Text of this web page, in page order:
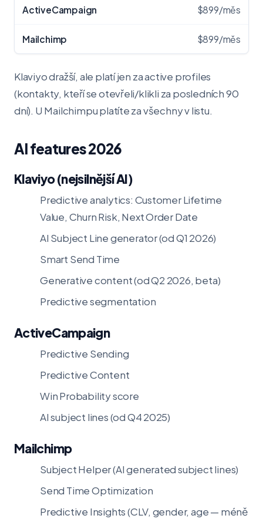
$899/měs
$899/měs
Klaviyo dražší, ale platí jen za active profiles
(kontakty, kteří se otevřeli/klikli za posledních 90
dní). U Mailchimpu platíte za všechny v listu.
AI features 2026
Klaviyo (nejsilnější AI)
Predictive analytics: Customer Lifetime
Value, Churn Risk, Next Order Date
AI Subject Line generator (od Q1 2026)
Smart Send Time
Generative content (od Q2 2026, beta)
Predictive segmentation
ActiveCampaign
Predictive Sending
Predictive Content
Win Probability score
AI subject lines (od Q4 2025)
Mailchimp
Subject Helper (AI generated subject lines)
Send Time Optimization
Predictive Insights (CLV, gender, age — méně